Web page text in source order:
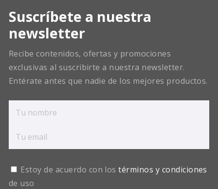
Suscríbete a nuestra
newsletter
Recibe contenidos, ofertas y promociones
exclusivas al suscribirte a nuestra newsletter.
Entérate antes que nadie de los mejores productos.
Estoy de acuerdo con lostérminos y condiciones
de uso